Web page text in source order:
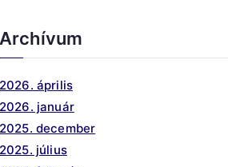
Archívum
2026. április
2026. január
2025. december
2025. július